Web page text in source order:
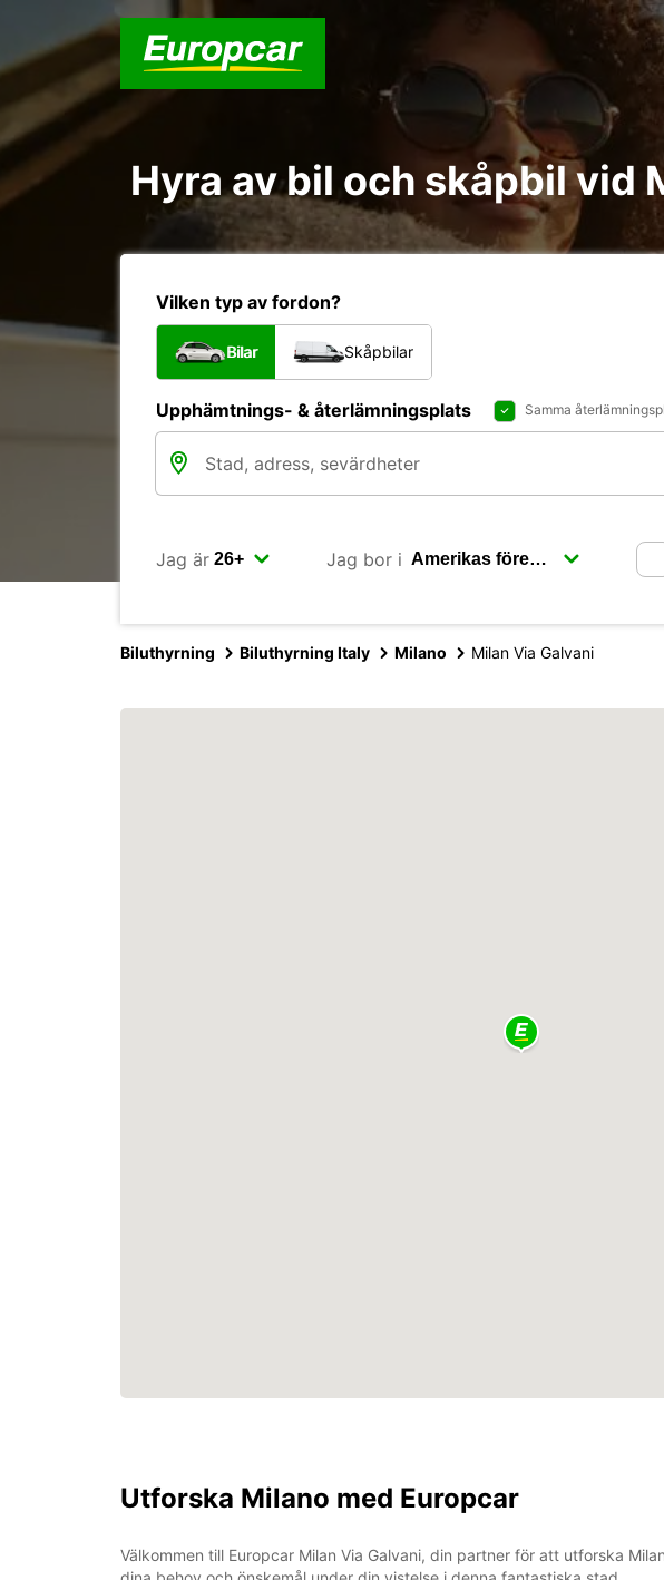
Hyra av bil och skåpbil vid
Vilken typ av fordon?
Bilar Skåpbilar
Upphämtnings- & återlämningsplats Samma
Jag är Jag bor i
Biluthyrning Biluthyrning Italy Milano Milan Via Galvani
Utforska Milano med Europcar
Välkommen till Europcar Milan Via Galvani, din partner för att utforska